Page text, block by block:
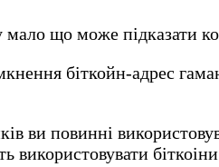
що може підказати
біткойн-адрес
ви повинні
використовувати